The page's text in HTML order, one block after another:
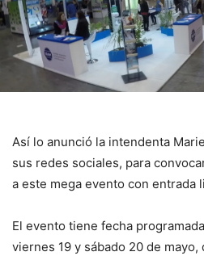
Así lo anunció la intendenta
sus redes sociales, para
a este mega evento con entrada
El evento tiene fecha
viernes 19 y sábado 20 de